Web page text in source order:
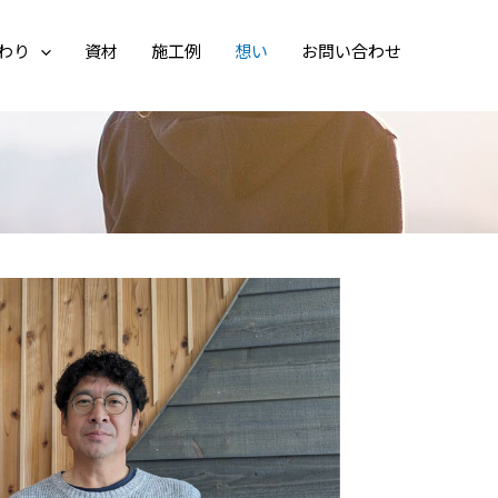
り 資材 施工例 想い お問い合わせ